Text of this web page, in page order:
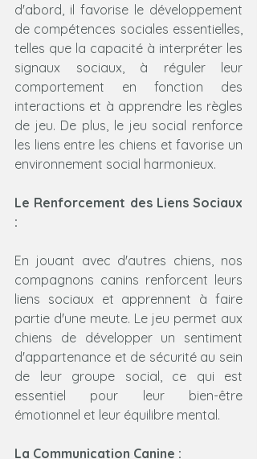
d'abord, il favorise le développement
de compétences sociales essentielles,
telles que la capacité à interpréter les
signaux sociaux, à réguler leur
comportement en fonction des
interactions et à apprendre les règles
de jeu. De plus, le jeu social renforce
les liens entre les chiens et favorise un
environnement social harmonieux.
Le Renforcement des Liens Sociaux
:
En jouant avec d'autres chiens, nos
compagnons canins renforcent leurs
liens sociaux et apprennent à faire
partie d'une meute. Le jeu permet aux
chiens de développer un sentiment
d'appartenance et de sécurité au sein
de leur groupe social, ce qui est
essentiel pour leur bien-être
émotionnel et leur équilibre mental.
La Communication Canine :